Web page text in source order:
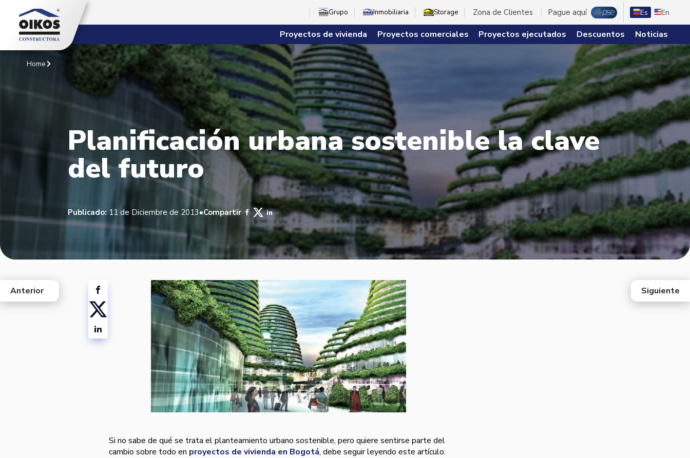
Grupo Inmobiliaria Storage Zona de Clientes Pague aquí Es En
Proyectos de vivienda Proyectos comerciales Proyectos ejecutados Descuentos Noticias
Home
Planificación urbana sostenible la clave
del futuro
Publicado:11 de Diciembre de 2013•Compartir
Si no sabe de qué se trata el planteamiento urbano sostenible, pero quiere sentirse parte del
cambio sobre todo en proyectos de vivienda en Bogotá, debe seguir leyendo este artí­culo.
west
Anterior Siguiente